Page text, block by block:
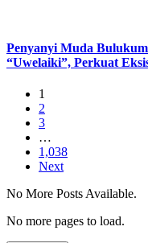
Penyanyi Muda
“Uwelaiki”, Perkuat
1
2
3
…
1,038
Next
No More Posts Available.
No more pages to load.